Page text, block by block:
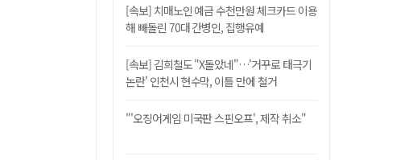
[속보] 치매노인 예금 수천만원 체크카드 이용
해 빼돌린 70대 간병인, 집행유예
[속보] 김희철도 "X돌았네"…'거꾸로 태극기
논란' 인천시 현수막, 이틀 만에 철거
"'오징어게임 미국판 스핀오프', 제작 취소"